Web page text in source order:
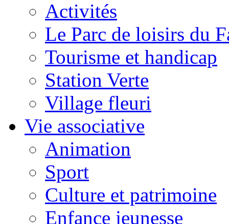
Activités
Le Parc de loisirs du
Tourisme et handicap
Station Verte
Village fleuri
Vie associative
Animation
Sport
Culture et patrimoine
Enfance jeunesse